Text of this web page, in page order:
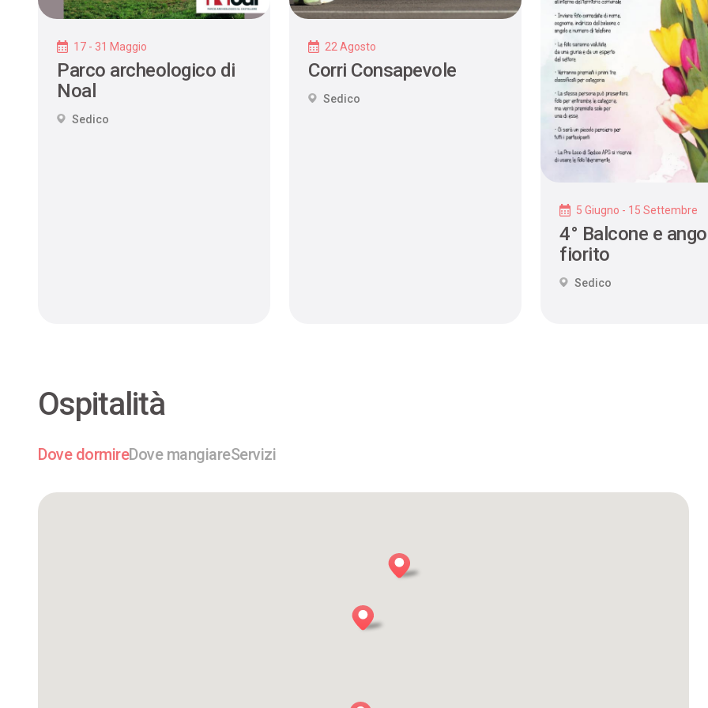
17 - 31 Maggio
Parco archeologico di
Noal
Sedico
22 Agosto
Corri Consapevole
Sedico
5 Giugno - 15 Settembre
4° Balcone e
fiorito
Sedico
Ospitalità
Dove dormireDove mangiareServizi